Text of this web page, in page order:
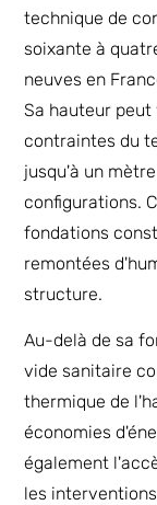
technique de
soixante à
neuves en
Sa hauteur
contraintes du
jusqu'à un
configurations.
fondations
remontées
structure.
Au-delà de sa
vide sanitaire
thermique de
économies
également
les